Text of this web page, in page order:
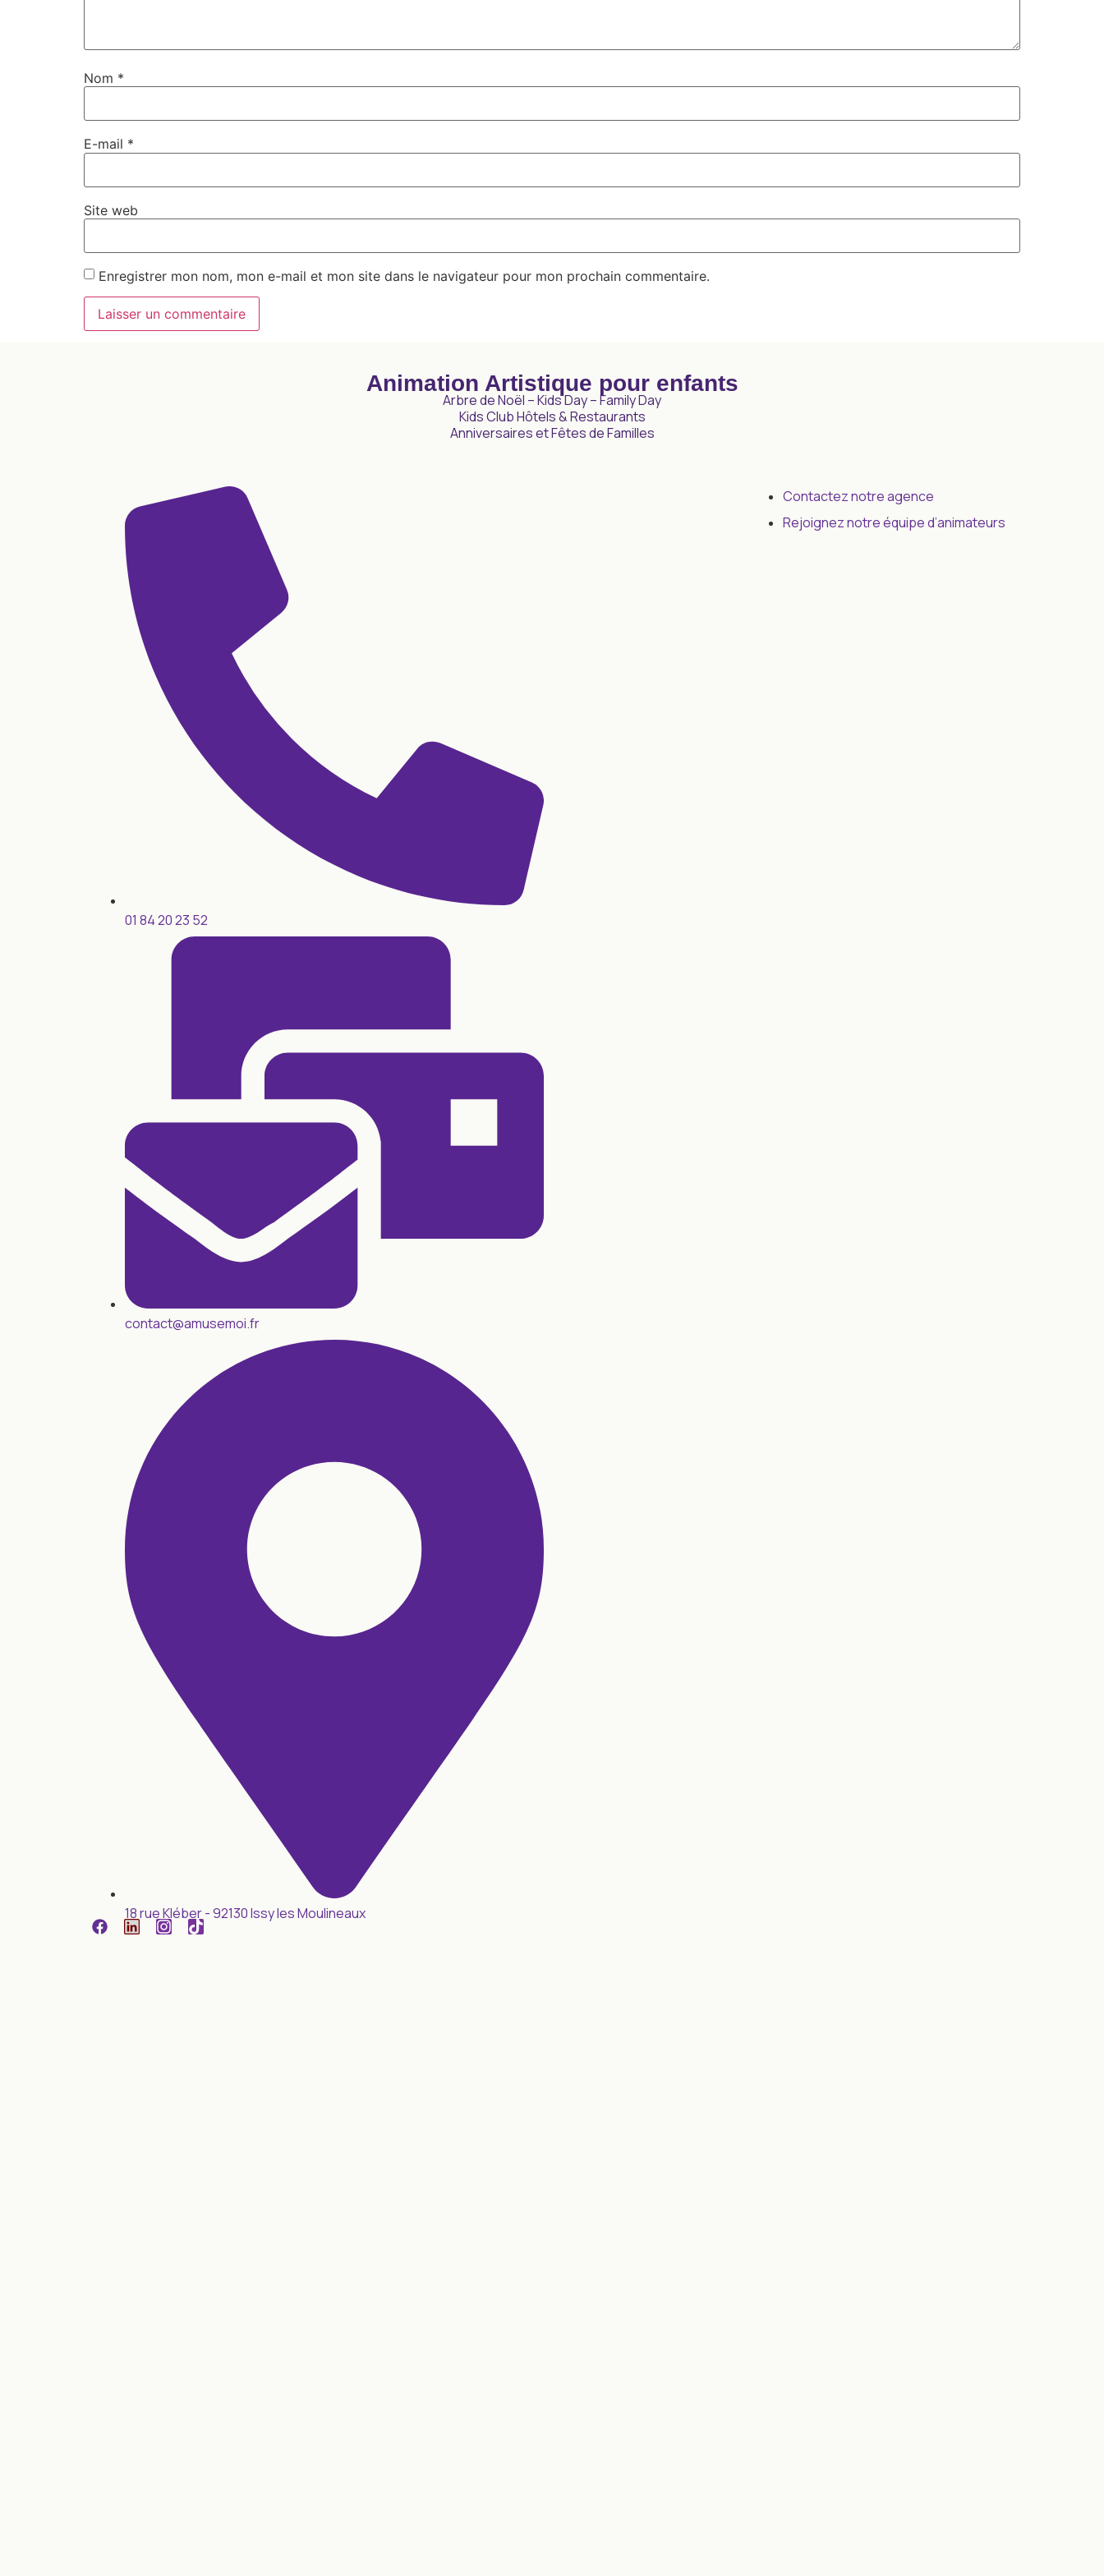
Nom *
E-mail *
Site web
Enregistrer mon nom, mon e-mail et mon site dans le navigateur pour mon prochain commentaire.
Animation Artistique pour enfants
Arbre de Noël – Kids Day – Family Day
Kids Club Hôtels & Restaurants
Anniversaires et Fêtes de Familles
01 84 20 23 52
contact@amusemoi.fr
18 rue Kléber - 92130 Issy les Moulineaux
Contactez notre agence
Rejoignez notre équipe d’animateurs